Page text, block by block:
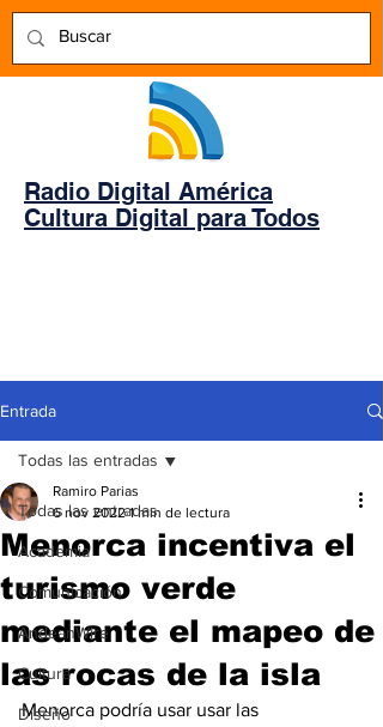
Radio Digital América
Cultura Digital para Todos
Entrada
Todas las entradas
Academia
Comunicación
AndeanWire
Cultura
Diseño
Todas las entradas
Menorca incentiva el
turismo verde
mediante el mapeo de
las rocas de la isla
Ramiro Parias
6 nov 2022 1 min de lectura
Menorca podría usar usar las